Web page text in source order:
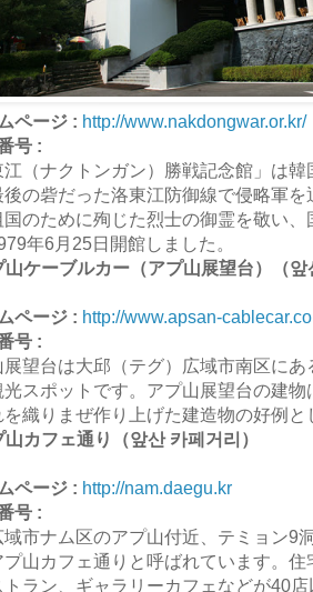
ページ : http://www.nakdongwar.or.kr/
号 :
江（ナクトンガン）勝戦記念館」は
後の砦だった洛東江防御線で侵略軍
国のために殉じた烈士の御霊を敬い
年6月25日開館しました。
ケーブルカー（アプ山展望台）（
ページ : http://www.apsan-
号 :
展望台は大邱（テグ）広域市南区に
光スポットです。アプ山展望台の建
を織りまぜ作り上げた建造物の好例
カフェ通り（앞산 카페거리）
ページ : http://nam.daegu.kr
号 :
域市ナム区のアプ山付近、テミョン9
プ山カフェ通りと呼ばれています。
トラン、ギャラリーカフェなどが40